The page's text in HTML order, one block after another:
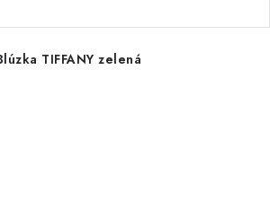
TIFFANY zelená